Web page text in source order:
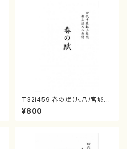
T32i459 春の賦（尺八/宮城道
雄/楽譜）都山流公刊楽譜曲番:2
167
¥800